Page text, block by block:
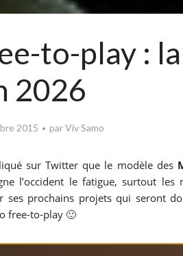
to-play :
2026
2015 parViv Samo
sur Twitter que le modèle des
l’occident le fatigue, surtout les
ses prochains projets qui seront
free-to-play 🙂